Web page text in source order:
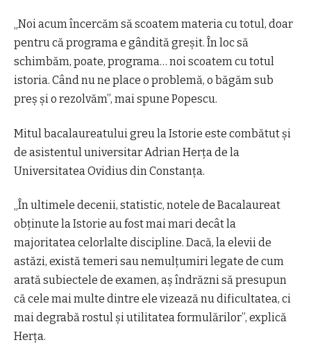
„Noi acum încercăm să scoatem materia cu totul, doar
pentru că programa e gândită greşit. În loc să
schimbăm, poate, programa… noi scoatem cu totul
istoria. Când nu ne place o problemă, o băgăm sub
preş şi o rezolvăm”, mai spune Popescu.
Mitul bacalaureatului greu la Istorie este combătut şi
de asistentul universitar Adrian Herţa de la
Universitatea Ovidius din Constanţa.
„În ultimele decenii, statistic, notele de Bacalaureat
obţinute la Istorie au fost mai mari decât la
majoritatea celorlalte discipline. Dacă, la elevii de
astăzi, există temeri sau nemulţumiri legate de cum
arată subiectele de examen, aş îndrăzni să presupun
că cele mai multe dintre ele vizează nu dificultatea, ci
mai degrabă rostul şi utilitatea formulărilor”, explică
Herţa.